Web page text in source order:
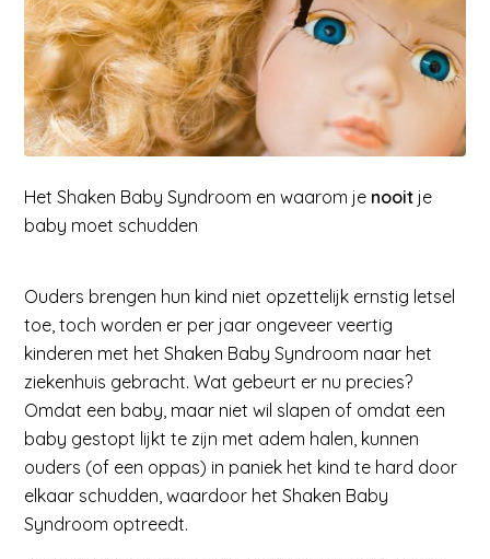
Het Shaken Baby Syndroom en waarom je nooit je
baby moet schudden
Ouders brengen hun kind niet opzettelijk ernstig letsel
toe, toch worden er per jaar ongeveer veertig
kinderen met het Shaken Baby Syndroom naar het
ziekenhuis gebracht. Wat gebeurt er nu precies?
Omdat een baby, maar niet wil slapen of omdat een
baby gestopt lijkt te zijn met adem halen, kunnen
ouders (of een oppas) in paniek het kind te hard door
elkaar schudden, waardoor het Shaken Baby
Syndroom optreedt.